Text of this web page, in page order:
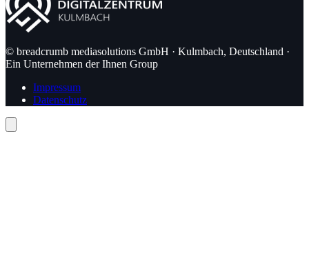
© breadcrumb mediasolutions GmbH · Kulmbach, Deutschland ·
Ein Unternehmen der Ihnen Group
Impressum
Datenschutz